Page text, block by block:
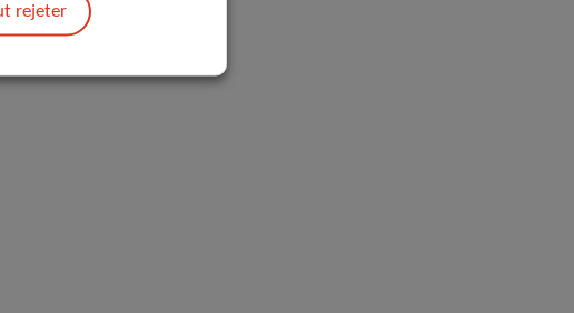
rejeter